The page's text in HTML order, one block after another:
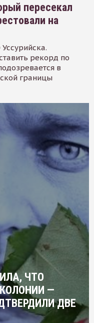
пересекал
на
рекорд по
в
границы
ЧТО
—
ДВЕ